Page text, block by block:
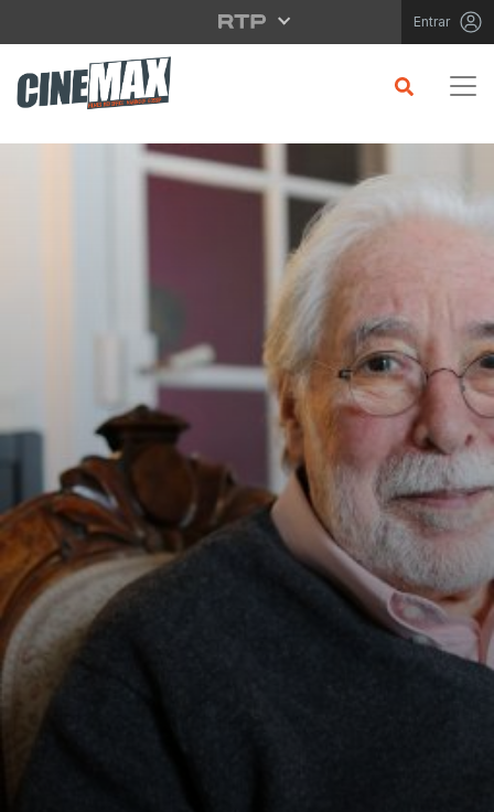
Saltar para o conteúdo principal Entrar